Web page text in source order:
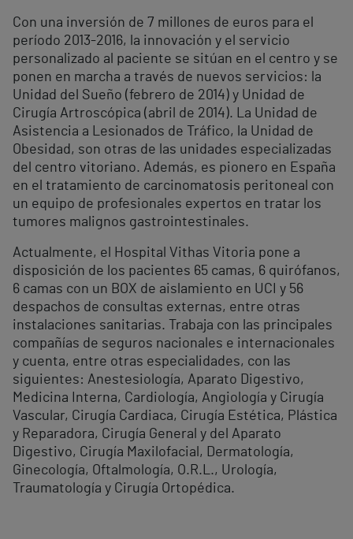
Con una inversión de 7 millones de euros para el
período 2013-2016, la innovación y el servicio
personalizado al paciente se sitúan en el centro y se
ponen en marcha a través de nuevos servicios: la
Unidad del Sueño (febrero de 2014) y Unidad de
Cirugía Artroscópica (abril de 2014). La Unidad de
Asistencia a Lesionados de Tráfico, la Unidad de
Obesidad, son otras de las unidades especializadas
del centro vitoriano. Además, es pionero en España
en el tratamiento de carcinomatosis peritoneal con
un equipo de profesionales expertos en tratar los
tumores malignos gastrointestinales.
Actualmente, el Hospital Vithas Vitoria pone a
disposición de los pacientes 65 camas, 6 quirófanos,
6 camas con un BOX de aislamiento en UCI y 56
despachos de consultas externas, entre otras
instalaciones sanitarias. Trabaja con las principales
compañías de seguros nacionales e internacionales
y cuenta, entre otras especialidades, con las
siguientes: Anestesiología, Aparato Digestivo,
Medicina Interna, Cardiología, Angiología y Cirugía
Vascular, Cirugía Cardiaca, Cirugía Estética, Plástica
y Reparadora, Cirugía General y del Aparato
Digestivo, Cirugía Maxilofacial, Dermatología,
Ginecología, Oftalmología, O.R.L., Urología,
Traumatología y Cirugía Ortopédica.